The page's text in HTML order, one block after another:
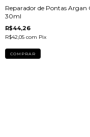
Reparador de Pontas Argan
30ml
R$44,26
R$42,05 com Pix